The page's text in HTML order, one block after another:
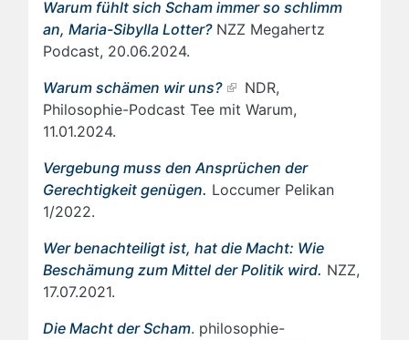
Warum fühlt sich Scham immer so schlimm
an, Maria-Sibylla Lotter?NZZ Megahertz
Podcast, 20.06.2024.
Warum schämen wir uns?
NDR,
Philosophie-Podcast Tee mit Warum,
11.01.2024.
Vergebung muss den Ansprüchen der
Gerechtigkeit genügen. Loccumer Pelikan
1/2022.
Wer benachteiligt ist, hat die Macht: Wie
Beschämung zum Mittel der Politik wird. NZZ,
17.07.2021.
Die Macht der Scham. philosophie-